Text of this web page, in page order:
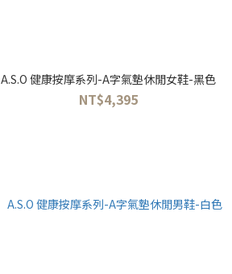
A.S.O 健康按摩系列-A字氣墊休閒女鞋-黑色
NT$4,395